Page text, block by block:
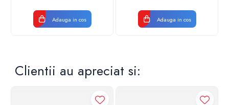
Adauga in cos Adauga in cos
Clientii au apreciat si: